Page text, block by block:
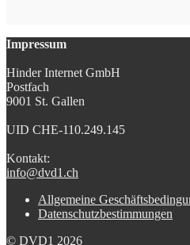
Impressum
Hinder Internet GmbH
Postfach
9001 St. Gallen
UID CHE-110.249.145
Kontakt:
info@dvd1.ch
Allgemeine
Datenschutzbestimmungen
© DVD1 2026